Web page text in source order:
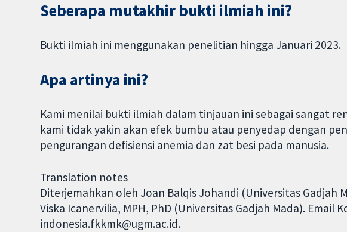
Seberapa mutakhir bukti ilmiah ini?
Bukti ilmiah ini menggunakan penelitian hingga Januari 2023.
Apa artinya ini?
Kami menilai bukti ilmiah dalam tinjauan ini sebagai sangat
kami tidak yakin akan efek bumbu atau penyedap dengan
pengurangan defisiensi anemia dan zat besi pada manusia.
Translation notes
Diterjemahkan oleh Joan Balqis Johandi (Universitas Gadjah
Viska Icanervilia, MPH, PhD (Universitas Gadjah Mada). Email
indonesia.fkkmk@ugm.ac.id.